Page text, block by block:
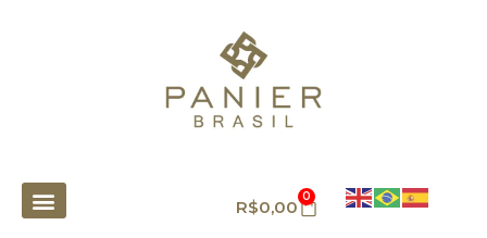
R$0,00 0